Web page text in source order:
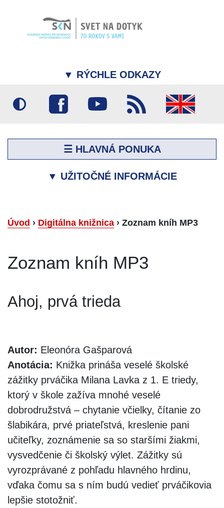
▼ RÝCHLE ODKAZY
☰ HLAVNÁ PONUKA
▼ UŽITOČNÉ INFORMÁCIE
Úvod › Digitálna knižnica › Zoznam kníh MP3
Zoznam kníh MP3
Ahoj, prvá trieda
Autor: Eleonóra Gašparová
Anotácia: Knižka prináša veselé školské
zážitky prváčika Milana Lavka z 1. E triedy,
ktorý v škole zažíva mnohé veselé
dobrodružstvá – chytanie včielky, čítanie zo
šlabikára, prvé priateľstvá, kreslenie pani
učiteľky, zoznámenie sa so staršími žiakmi,
vysvedčenie či školský výlet. Zážitky sú
vyrozprávané z pohľadu hlavného hrdinu,
vďaka čomu sa s ním budú vedieť prváčikovia
lepšie stotožniť.